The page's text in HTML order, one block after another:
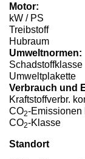
Motor:
kW / PS
Treibstoff
Hubraum
Umweltnormen:
Schadstoffklasse
Umweltplakette
Verbrauch und
Kraftstoffverbr.
CO2-Emissionen
CO2-Klasse
Standort